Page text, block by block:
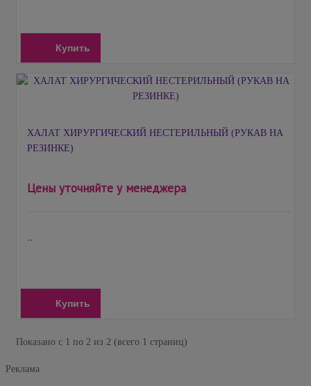
Купить
ХАЛАТ ХИРУРГИЧЕСКИЙ НЕСТЕРИЛЬНЫЙ (РУКАВ НА
РЕЗИНКЕ)
Цены уточняйте у менеджера
..
Купить
Показано с 1 по 2 из 2 (всего 1 страниц)
Реклама